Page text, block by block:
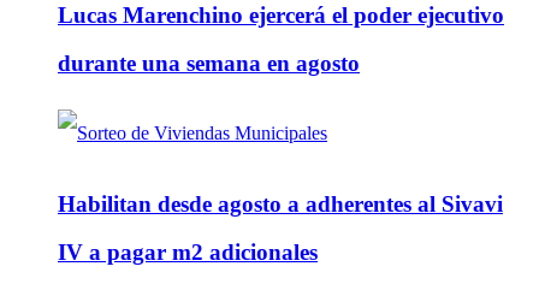
Lucas Marenchino ejercerá el poder ejecutivo
durante una semana en agosto
Habilitan desde agosto a adherentes al Sivavi
IV a pagar m2 adicionales